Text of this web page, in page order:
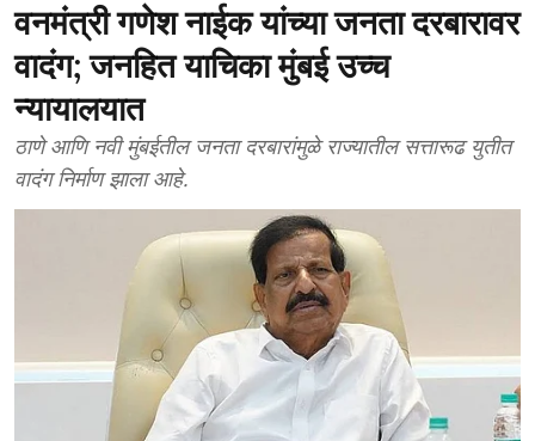
वनमंत्री गणेश नाईक यांच्या जनता दरबारावर
वादंग; जनहित याचिका मुंबई उच्च
न्यायालयात
ठाणे आणि नवी मुंबईतील जनता दरबारांमुळे राज्यातील सत्तारूढ युतीत
वादंग निर्माण झाला आहे.